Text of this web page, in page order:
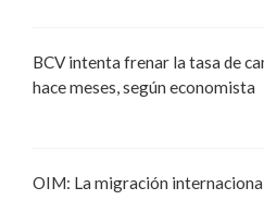
BCV intenta frenar la tasa de
hace meses, según economista
OIM: La migración